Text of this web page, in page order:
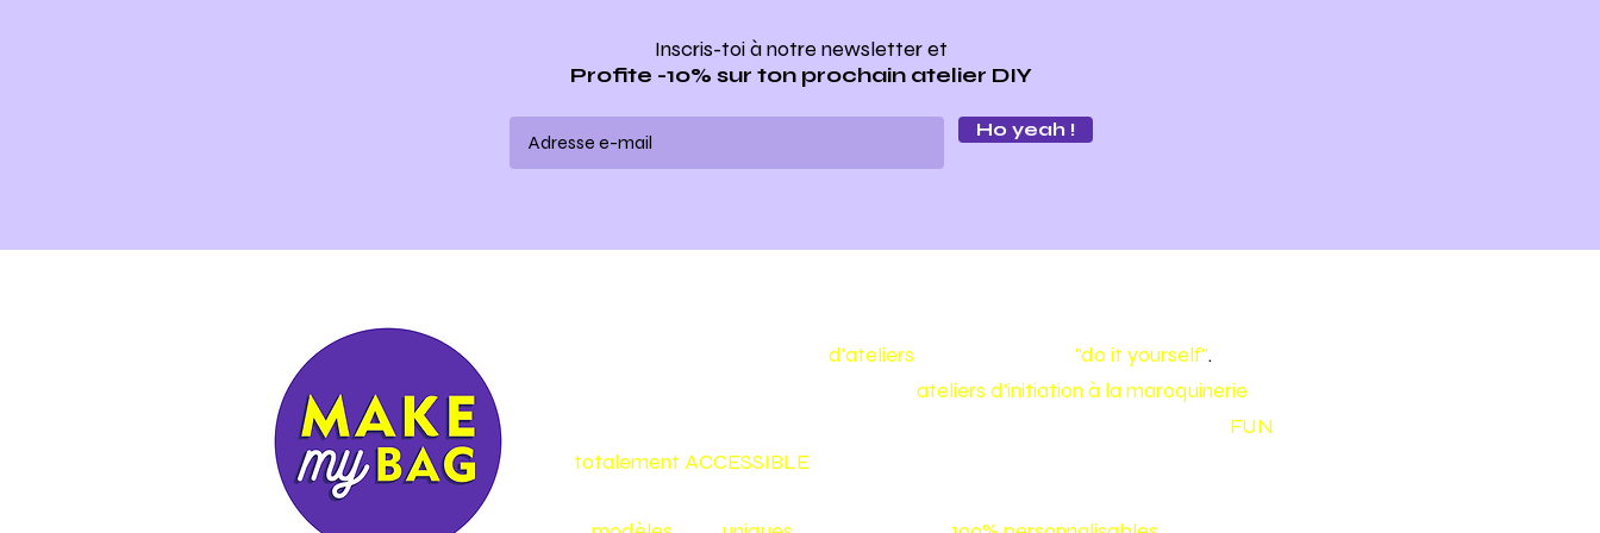
Inscris-toi à notre newsletteret
Profite -10% sur ton prochain atelier DIY
Ho yeah !
d'ateliers "do it yourself".
ateliers d'initiation à la maroquinerie
FUN
totalement ACCESSIBLE